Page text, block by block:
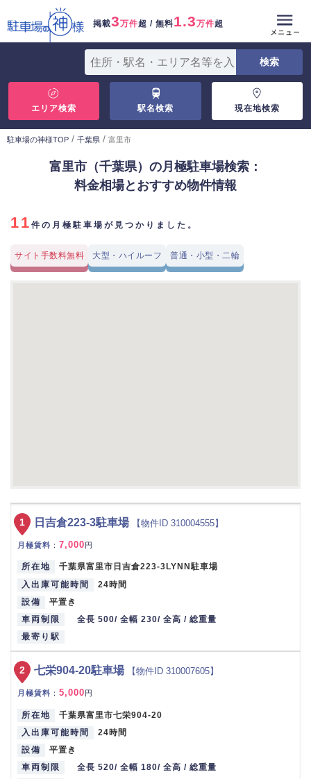
掲載3万件超 / 無料1.3万件超
エリア検索 駅名検索 現在地検索
駐車場の神様TOP / 千葉県 / 富里市
富里市（千葉県）の月極駐車場検索：
料金相場とおすすめ物件情報
11 件の月極駐車場が見つかりました。
サイト手数料無料 大型・ハイルーフ 普通・小型・二輪
日吉倉223-3駐車場 【物件ID 310004555】
月極賃料 ： 7,000円
所在地
千葉県富里市日吉倉223-3LYNN駐車場
入出庫可能時間
24時間
設備
平置き
車両制限
全長 500/ 全幅 230/ 全高 / 総重量
最寄り駅
1
七栄904-20駐車場 【物件ID 310007605】
月極賃料 ： 5,000円
所在地
千葉県富里市七栄904-20
入出庫可能時間
24時間
設備
平置き
車両制限
全長 520/ 全幅 180/ 全高 / 総重量
2